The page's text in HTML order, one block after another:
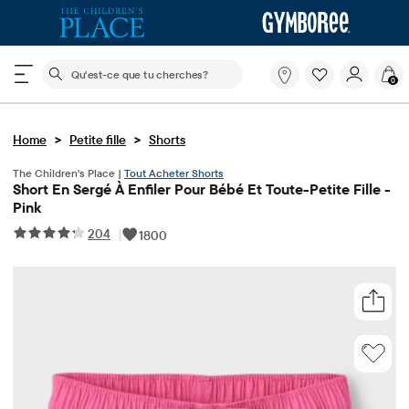
Le champ de recherche ci-dessous filtre les
Qu'est-
que
0
Home > Petite fille > Shorts
The Children's Place | Tout Acheter Shorts
Short En Sergé À Enfiler Pour Bébé Et Toute-Petite Fille -
Pink
204 | 1800